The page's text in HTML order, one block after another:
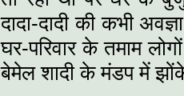
दादा-दादी की कभी
घर-परिवार के तमाम
बेमेल शादी के मंडप में